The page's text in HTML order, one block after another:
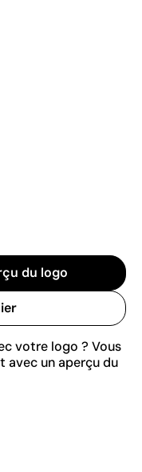
du logo
votre logo ? Vous
avec un aperçu du